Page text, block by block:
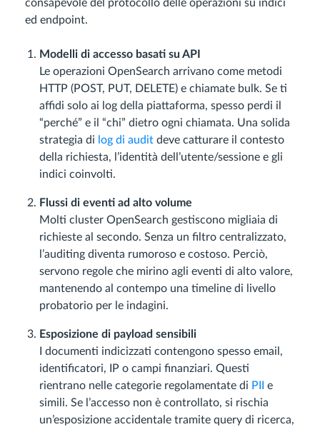
consapevole del protocollo delle operazioni su indici
ed endpoint.
Modelli di accesso basati su API
Le operazioni OpenSearch arrivano come metodi
HTTP (POST, PUT, DELETE) e chiamate bulk. Se ti
affidi solo ai log della piattaforma, spesso perdi il
“perché” e il “chi” dietro ogni chiamata. Una solida
strategia di log di audit deve catturare il contesto
della richiesta, l’identità dell’utente/sessione e gli
indici coinvolti.
Flussi di eventi ad alto volume
Molti cluster OpenSearch gestiscono migliaia di
richieste al secondo. Senza un filtro centralizzato,
l’auditing diventa rumoroso e costoso. Perciò,
servono regole che mirino agli eventi di alto valore,
mantenendo al contempo una timeline di livello
probatorio per le indagini.
Esposizione di payload sensibili
I documenti indicizzati contengono spesso email,
identificatori, IP o campi finanziari. Questi
rientrano nelle categorie regolamentate di PII
e
simili. Se l’accesso non è controllato, si rischia
un’esposizione accidentale tramite query di ricerca,